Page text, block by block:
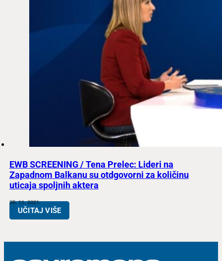
EWB SCREENING / Tena Prelec: Lideri na
Zapadnom Balkanu su otdgovorni za količinu
uticaja spoljnih aktera
05. 11. 2021.
UČITAJ VIŠE